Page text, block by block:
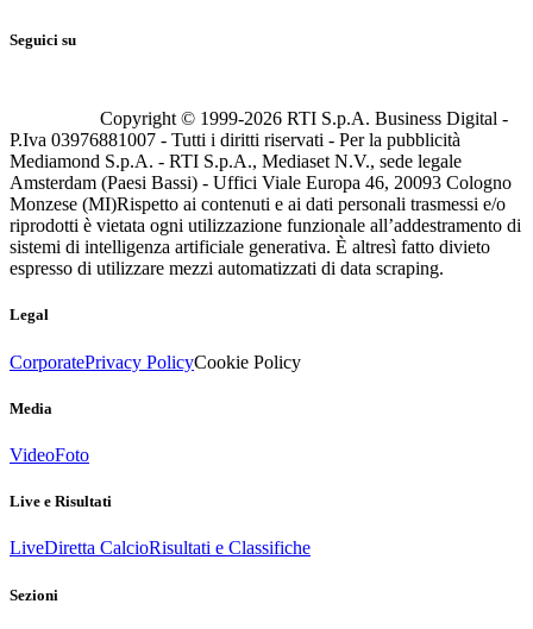
Seguici su
Copyright © 1999-2026 RTI S.p.A. Business Digital -
P.Iva 03976881007 - Tutti i diritti riservati - Per la pubblicità
Mediamond S.p.A. - RTI S.p.A., Mediaset N.V., sede legale
Amsterdam (Paesi Bassi) - Uffici Viale Europa 46, 20093 Cologno
Monzese (MI)Rispetto ai contenuti e ai dati personali trasmessi e/o
riprodotti è vietata ogni utilizzazione funzionale all’addestramento di
sistemi di intelligenza artificiale generativa. È altresì fatto divieto
espresso di utilizzare mezzi automatizzati di data scraping.
Legal
CorporatePrivacy PolicyCookie Policy
Media
VideoFoto
Live e Risultati
LiveDiretta CalcioRisultati e Classifiche
Sezioni